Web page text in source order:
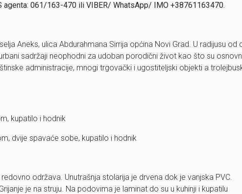
agenta: 061/163-470 ili VIBER/ WhatsApp/ IMO +38761163470.
Aneks, ulica Abdurahmana Sirrija općina Novi Grad. U radijusu od
sadržaji neophodni za udoban porodični život kao što su
administracije, mnogi trgovački i ugostiteljski objekti a
kupatilo i hodnik
dvije spavaće sobe, kupatilo i hodnik
održava. Unutrašnja stolarija je drvena dok je vanjska PVC.
je na struju. Na podovima je laminat do su u kuhinji i kupatilu